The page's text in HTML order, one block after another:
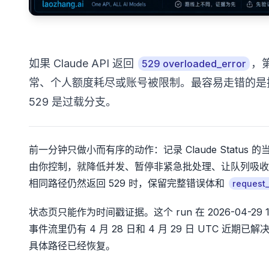
如果 Claude API 返回 529 overloaded_error ，
常、个人额度耗尽或账号被限制。最容易走错的
529 是过载分支。
前一分钟只做小而有序的动作：记录 Claude Status 的
由你控制，就降低并发、暂停非紧急批处理、让队列吸
相同路径仍然返回 529 时，保留完整错误体和
状态页只能作为时间戳证据。这个 run 在 2026-04-
事件流里仍有 4 月 28 日和 4 月 29 日 UTC 近期已解
具体路径已经恢复。